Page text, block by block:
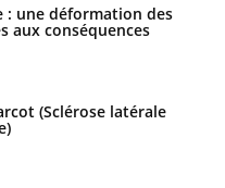
: une déformation des
aux conséquences
(Sclérose latérale